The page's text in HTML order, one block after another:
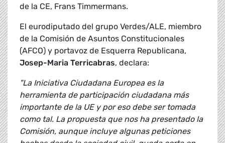
de la CE, Frans Timmermans.
El eurodiputado del grupo Verdes/ALE, miembro
de la Comisión de Asuntos Constitucionales
(AFCO) y portavoz de Esquerra Republicana,
Josep-Maria Terricabras, declara:
"La Iniciativa Ciudadana Europea es la
herramienta de participación ciudadana más
importante de la UE y por eso debe ser tomada
como tal. La propuesta que nos ha presentado la
Comisión, aunque incluye algunas peticiones